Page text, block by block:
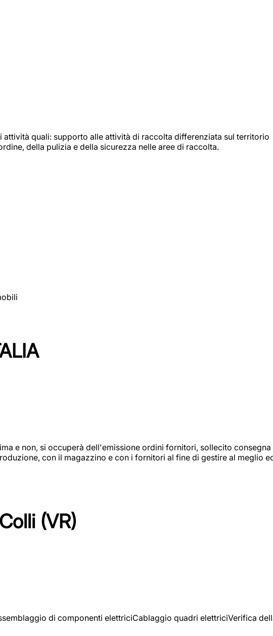
quali: supporto alle attività di raccolta differenziata sul territorio
della pulizia e della sicurezza nelle aree di raccolta.
e non, si occuperà dell'emissione ordini fornitori, sollecito consegna
con il magazzino e con i fornitori al fine di gestire al meglio
(VR)
di componenti elettriciCablaggio quadri elettriciVerifica